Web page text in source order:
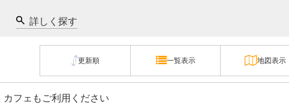
詳しく探す
更新順 一覧表示 地図表示
フェもご利用ください